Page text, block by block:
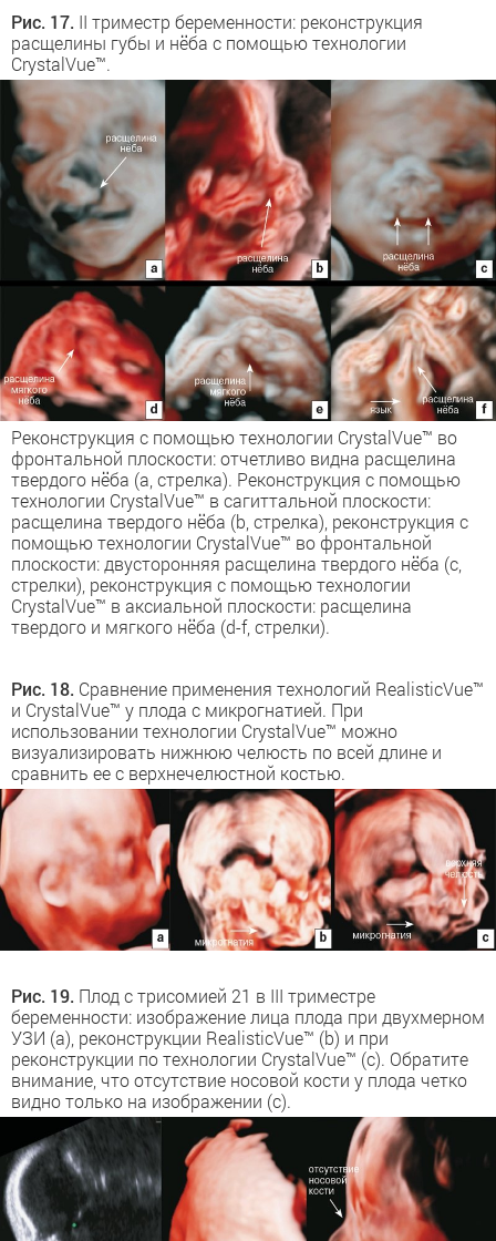
Рис. 17. II триместр беременности: реконструкция
расщелины губы и нёба с помощью технологии
CrystalVue™.
Реконструкция с помощью технологии CrystalVue™ во
фронтальной плоскости: отчетливо видна расщелина
твердого нёба (a, стрелка). Реконструкция с помощью
технологии CrystalVue™ в сагиттальной плоскости:
расщелина твердого нёба (b, стрелка), реконструкция с
помощью технологии CrystalVue™ во фронтальной
плоскости: двусторонняя расщелина твердого нёба (c,
стрелки), реконструкция с помощью технологии
CrystalVue™ в аксиальной плоскости: расщелина
твердого и мягкого нёба (d-f, стрелки).
Рис. 18. Сравнение применения технологий RealisticVue™
и CrystalVue™ у плода с микрогнатией. При
использовании технологии CrystalVue™ можно
визуализировать нижнюю челюсть по всей длине и
сравнить ее с верхнечелюстной костью.
Рис. 19. Плод с трисомией 21 в III триместре
беременности: изображение лица плода при двухмерном
УЗИ (a), реконструкции RealisticVue™ (b) и при
реконструкции по технологии CrystalVue™ (c). Обратите
внимание, что отсутствие носовой кости у плода четко
видно только на изображении (c).